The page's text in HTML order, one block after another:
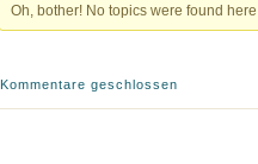
Oh, bother! No topics were found
Kommentare geschlossen